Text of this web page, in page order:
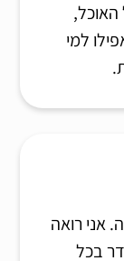
למי
אני רואה
בכל